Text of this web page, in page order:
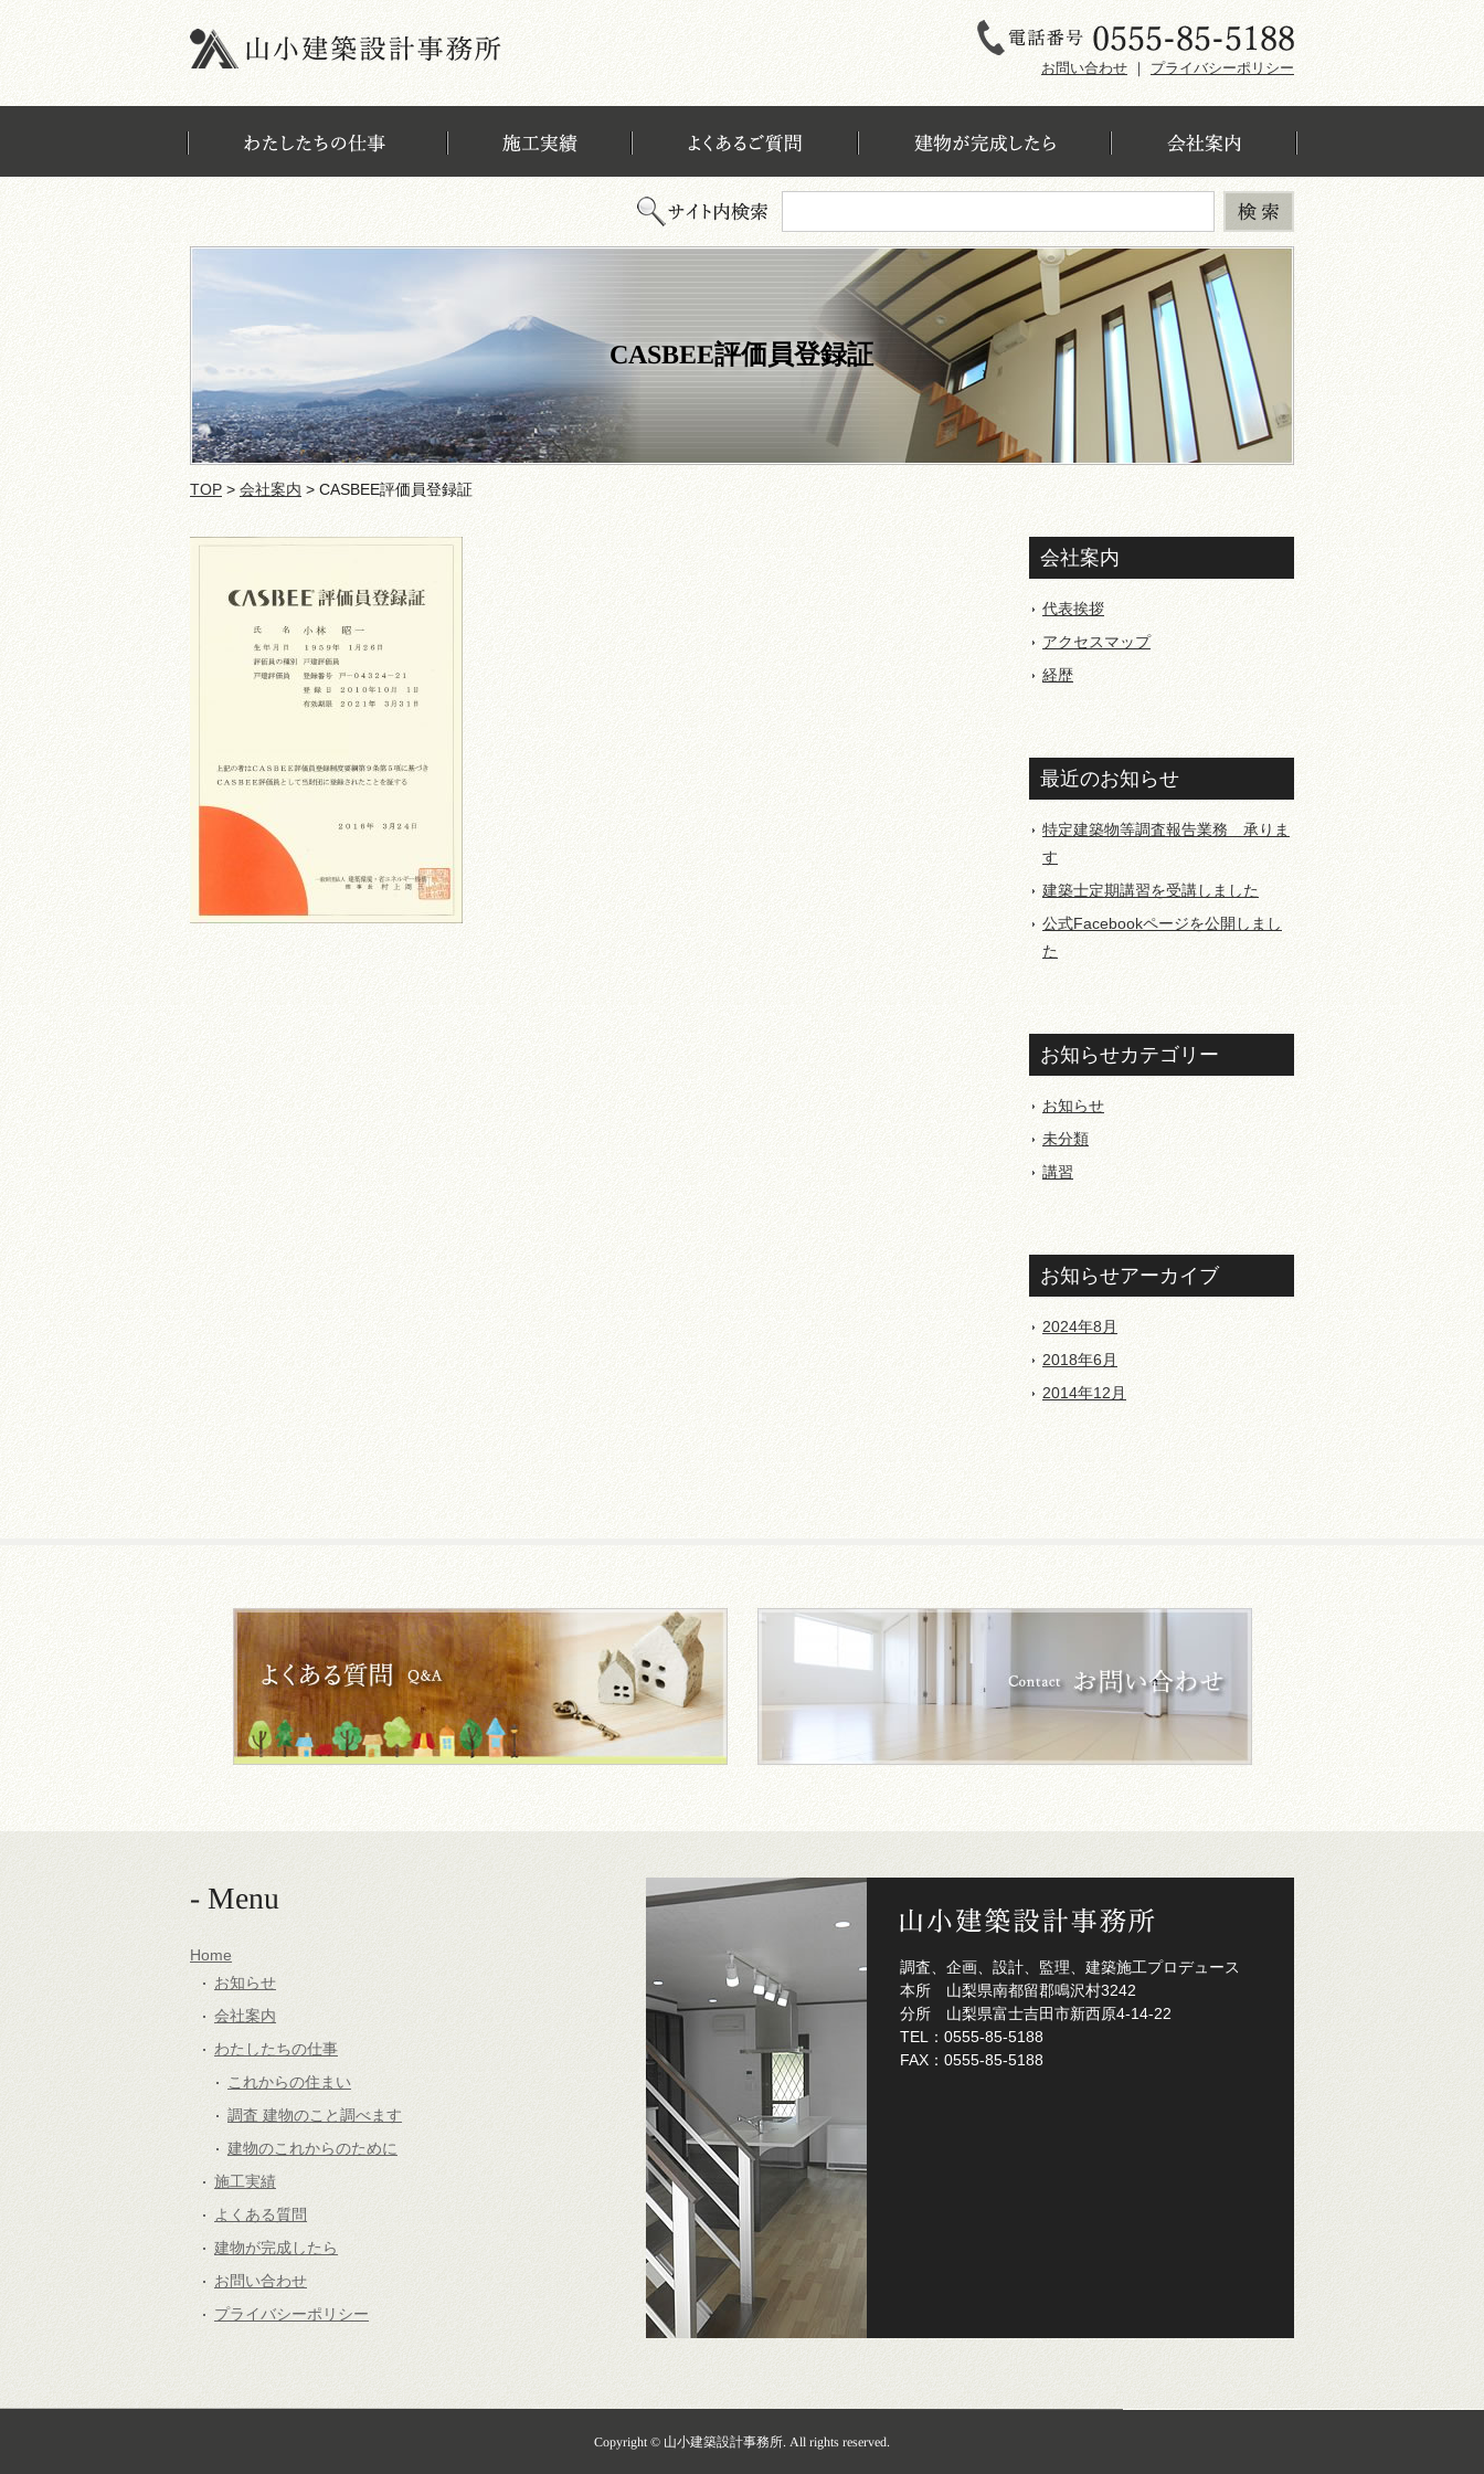
お問い合わせ ｜ プライバシーポリシー
CASBEE評価員登録証
TOP > 会社案内 > CASBEE評価員登録証
会社案内
代表挨拶
アクセスマップ
経歴
最近のお知らせ
特定建築物等調査報告業務 承りま
す
建築士定期講習を受講しました
公式Facebookページを公開しまし
た
お知らせカテゴリー
お知らせ
未分類
講習
お知らせアーカイブ
2024年8月
2018年6月
2014年12月
- Menu
Home
お知らせ
会社案内
わたしたちの仕事
これからの住まい
調査 建物のこと調べます
建物のこれからのために
施工実績
よくある質問
建物が完成したら
お問い合わせ
プライバシーポリシー
調査、企画、設計、監理、建築施工プロデュース
本所 山梨県南都留郡鳴沢村3242
分所 山梨県富士吉田市新西原4-14-22
TEL：0555-85-5188
FAX：0555-85-5188
Copyright © 山小建築設計事務所. All rights reserved.